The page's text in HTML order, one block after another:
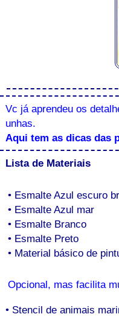
Vc já aprendeu os
unhas.
Aqui tem as dicas das
Lista de Materiais
• Esmalte Azul escuro
• Esmalte Azul mar
• Esmalte Branco
• Esmalte Preto
• Material básico de
Opcional, mas facilita
• Stencil de animais